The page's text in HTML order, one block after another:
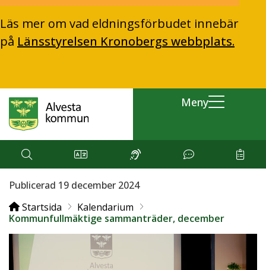
Läs mer om vad eldningsförbudet innebär
på Länsstyrelsen Kronobergs webbplats.
Meny
Publicerad 19 december 2024
Startsida
Kalendarium
Kommunfullmäktige sammanträder, december